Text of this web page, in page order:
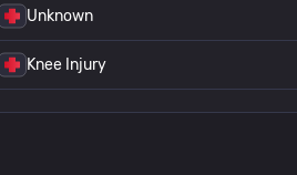
Unknown
Knee Injury